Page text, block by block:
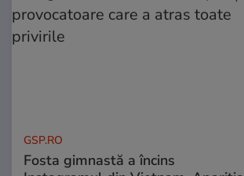
GSP.RO
Fosta gimnastă a încins